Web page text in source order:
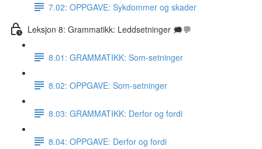
7.02: OPPGAVE: Sykdommer og skader
Leksjon 8: Grammatikk: Leddsetninger 🗯💬
8.01: GRAMMATIKK: Som-setninger
8.02: OPPGAVE: Som-setninger
8.03: GRAMMATIKK: Derfor og fordi
8.04: OPPGAVE: Derfor og fordi